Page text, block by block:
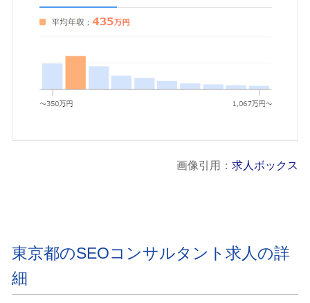
画像引用： 求人ボックス
東京都のSEOコンサルタント求人の詳
細